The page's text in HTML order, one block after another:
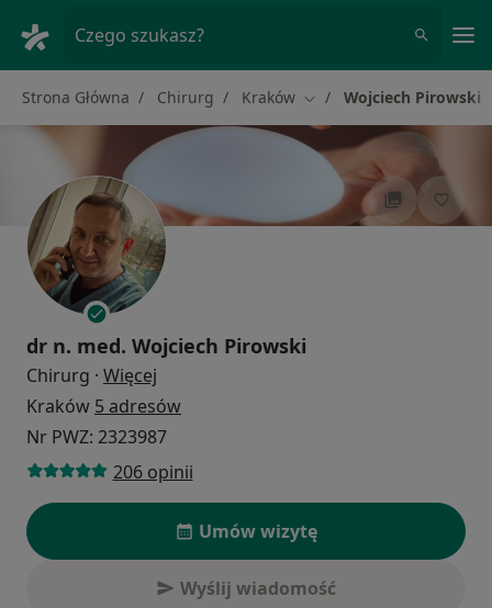
Czego szukasz?
Strona Główna Chirurg Kraków Zmień miasto
Wojciech Pirowski
dr n. med. Wojciech Pirowski
Chirurg · Więcej
Kraków 5 adresów
Nr PWZ: 2323987
206 opinii
Umów wizytę
Wyślij wiadomość